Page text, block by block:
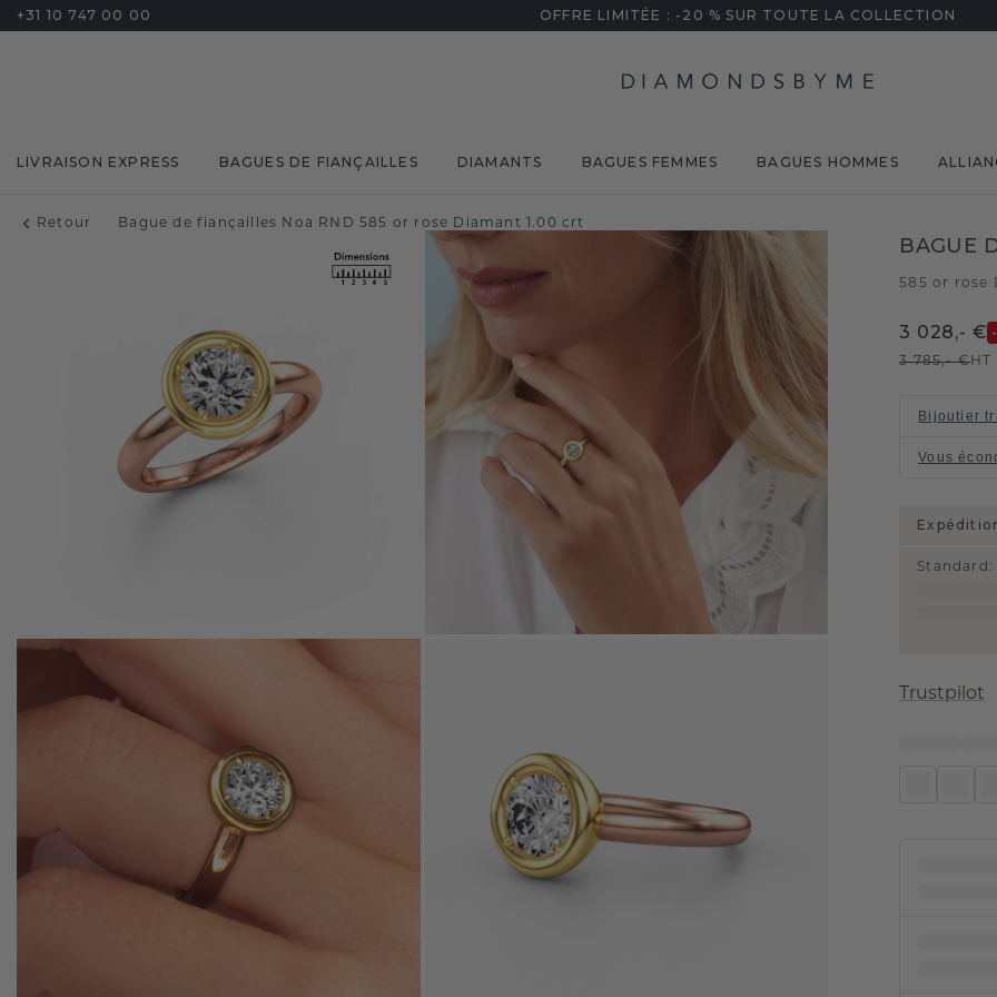
+31 10 747 00 00 OFFRE LIMITÉE : -20 % SUR TOUTE LA COLLECTION
LIVRAISON EXPRESS BAGUES DE FIANÇAILLES DIAMANTS BAGUES FEMMES BAGUES HOMMES
Retour Bague de fiançailles Noa RND 585 or rose Diamant 1.00 crt
BAGUE
585 or rose
3 028,- €
3 785,- €HT
Bijoutier
Vous
Standard :
Trustpilot